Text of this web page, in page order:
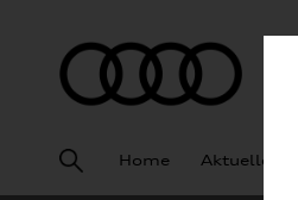
Home Aktuelles